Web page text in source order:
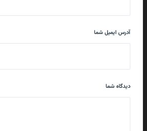
آدرس ایمیل شما
دیدگاه شما